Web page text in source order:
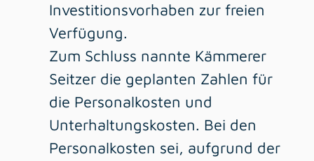
Investitionsvorhaben zur freien
Verfügung.
Zum Schluss nannte Kämmerer
Seitzer die geplanten Zahlen für
die Personalkosten und
Unterhaltungskosten. Bei den
Personalkosten sei, aufgrund der